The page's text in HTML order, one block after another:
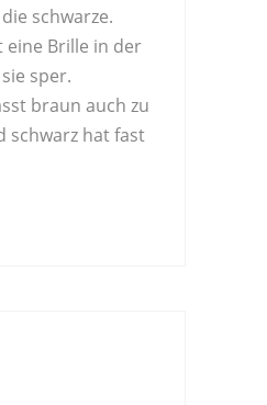
schwarze.
eine Brille in der
sper.
braun auch zu
schwarz hat fast